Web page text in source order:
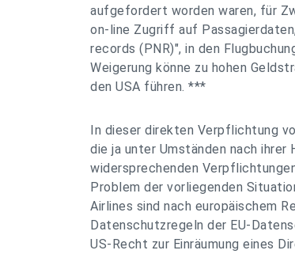
aufgefordert worden waren, für
on-line Zugriff auf
records (PNR)", in den
Weigerung könne zu hohen
den USA führen. ***
In dieser direkten Verpflichtung
die ja unter Umständen nach ihrer
widersprechenden
Problem der vorliegenden
Airlines sind nach europäischem
Datenschutzregeln der EU-
US-Recht zur Einräumung eines